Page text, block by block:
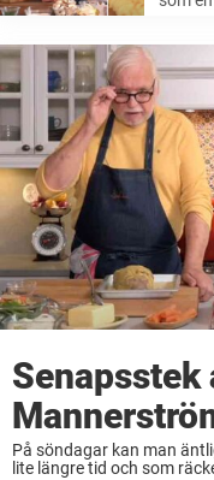
Senapsstek
På söndagar kan man
lite längre tid och som